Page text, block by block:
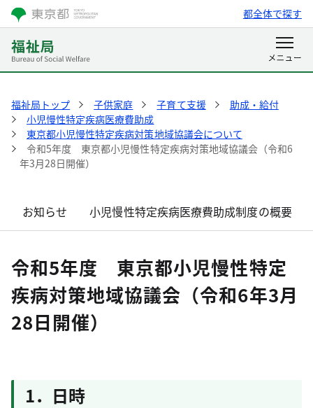
都全体で探す
福祉局トップ 子供家庭 子育て支援
助成・給付
小児慢性特定疾病医療費助成
東京都小児慢性特定疾病対策地域協議会について
令和5年度 東京都小児慢性特定疾病対策地域協議会（令和6
年3月28日開催）
お知らせ 小児慢性特定疾病医療費助成制度の概要
令和5年度 東京都小児慢性特定
疾病対策地域協議会（令和6年3月
28日開催）
1．日時